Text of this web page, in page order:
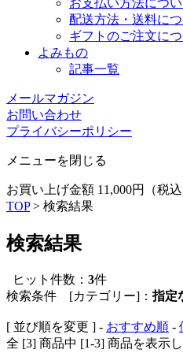
配送方法・送料に
ギフトのご注文に
よみもの
記事一覧
メールマガジン
お問い合わせ
プライバシーポリシー
メニューを閉じる
お買い上げ金額 11,000円（税
TOP> 検索結果
検索結果
ヒット件数： 3件
検索条件 [カテゴリー]：指定
[ 並び順を変更 ] - おすすめ順 -
全 [3] 商品中 [1-3] 商品を表示